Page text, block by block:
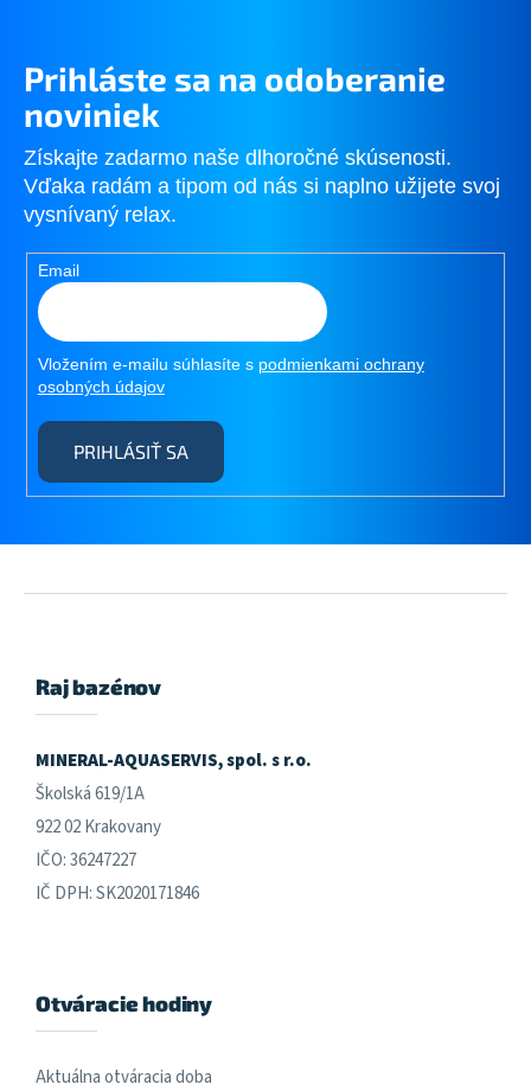
Prihláste sa na odoberanie
noviniek
Získajte zadarmo naše dlhoročné skúsenosti.
Vďaka radám a tipom od nás si naplno užijete svoj
vysnívaný relax.
Email
Vložením e-mailu súhlasíte s podmienkami ochrany
osobných údajov
PRIHLÁSIŤ SA
Raj bazénov
MINERAL-AQUASERVIS, spol. s r.o.
Školská 619/1A
922 02 Krakovany
IČO: 36247227
IČ DPH: SK2020171846
Otváracie hodiny
Aktuálna otváracia doba